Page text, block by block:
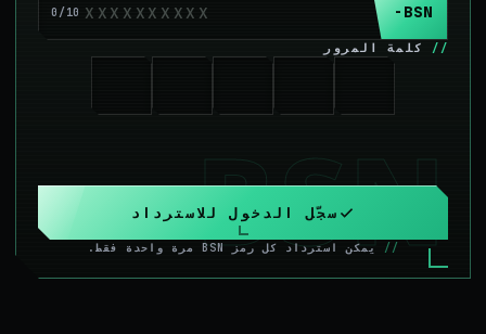
BSN
BSN-
0 /10
كلمة المرور
سجّل الدخول للاسترداد
يمكن استرداد كل رمز BSN مرة واحدة فقط.